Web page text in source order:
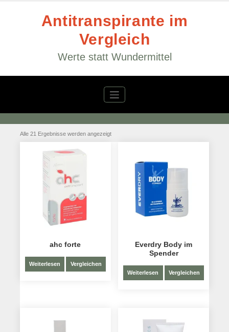
Antitranspirante im
Vergleich
Werte statt Wundermittel
Alle 21 Ergebnisse werden angezeigt
ahc forte
Weiterlesen Vergleichen
Everdry Body im
Spender
Weiterlesen Vergleichen